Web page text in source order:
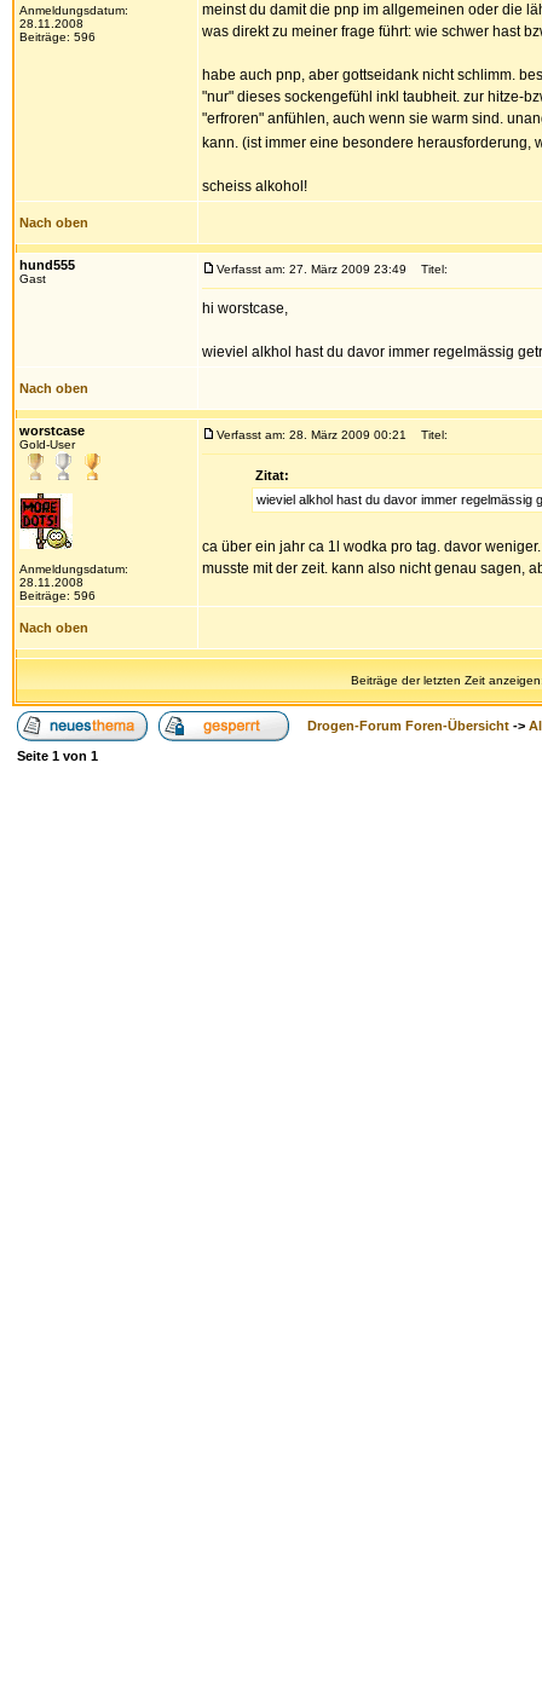
Anmeldungsdatum:
28.11.2008
Beiträge: 596
meinst du damit die pnp im allgemeinen oder die
was direkt zu meiner frage führt: wie schwer hast
habe auch pnp, aber gottseidank nicht schlimm.
"nur" dieses sockengefühl inkl taubheit. zur hitze-
"erfroren" anfühlen, auch wenn sie warm sind.
kann. (ist immer eine besondere herausforderung,
scheiss alkohol!
Nach oben
hund555
Gast
Verfasst am: 27. März 2009 23:49 Titel:
hi worstcase,
wieviel alkhol hast du davor immer regelmässig
Nach oben
worstcase
Gold-User
Anmeldungsdatum:
28.11.2008
Beiträge: 596
Verfasst am: 28. März 2009 00:21 Titel:
Zitat:
wieviel alkhol hast du davor immer regelmässig
ca über ein jahr ca 1l wodka pro tag. davor
musste mit der zeit. kann also nicht genau sagen,
Nach oben
Beiträge der letzten Zeit
Drogen-Forum Foren-Übersicht ->
Seite 1 von 1